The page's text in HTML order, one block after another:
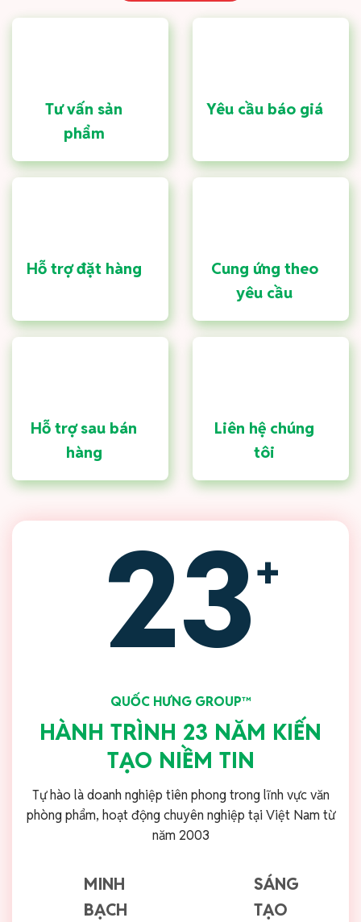
Tư vấn sản
phẩm
Yêu cầu báo giá
Hỗ trợ đặt hàng
Cung ứng theo
yêu cầu
Hỗ trợ sau bán
hàng
Liên hệ chúng
tôi
23+
QUỐC HƯNG GROUP™
HÀNH TRÌNH 23 NĂM KIẾN
TẠO NIỀM TIN
Tự hào là doanh nghiệp tiên phong trong lĩnh vực văn
phòng phẩm, hoạt động chuyên nghiệp tại Việt Nam từ
năm 2003
MINH
BẠCH
SÁNG
TẠO